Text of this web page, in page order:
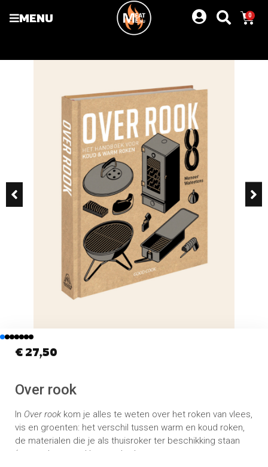
MENU 0
€ 27,50
Over rook
In Over rook kom je alles te weten over het roken van vlees,
vis en groenten: het verschil tussen warm en koud roken,
de materialen die je als thuisroker ter beschikking staan
(van rookpan, rookkast en barbecue tot